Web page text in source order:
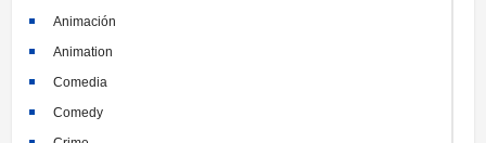
Animación
Animation
Comedia
Comedy